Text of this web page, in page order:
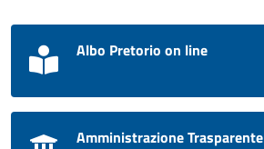
Albo Pretorio on line
Amministrazione Trasparente